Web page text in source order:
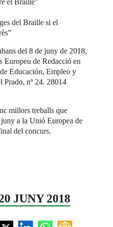
el Braille”
del Braille si el
del 8 de juny de 2018,
Europeu de Redacció en
Educación, Empleo y
nº 24. 28014
millors treballs que
juny a la Unió Europea de
del concurs.
JUNY 2018